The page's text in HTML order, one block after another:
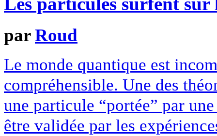
parRoud
Le monde quantique est
compréhensible. Une des
une particule “portée” par
être validée par les